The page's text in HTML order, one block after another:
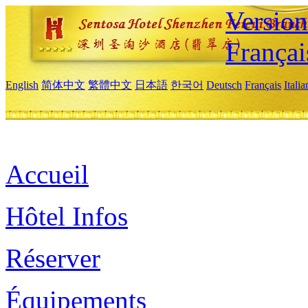
English 简体中文 繁體中文 日本語 한국어 Deutsch Français
Accueil
Hôtel Infos
Réserver
Équipements